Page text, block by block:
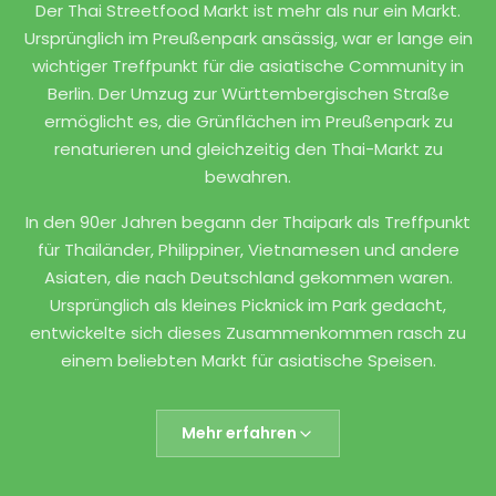
Kap Moo
Gebratener Reis mit Schweinefleisch, Basilikum
und Gemüse, serviert mit Spiegelei.
5677
Look Shin Muh
Thailändische Knoblauchwurst aus
Schweinefleisch, Knoblauch und verschiedenen
Gewürzen, gegrillt serviert.
8818
Der Thai Streetfood Markt ist mehr als nur ein Markt.
Ursprünglich im Preußenpark ansässig, war er lange ein
wichtiger Treffpunkt für die asiatische Community in
Berlin. Der Umzug zur Württembergischen Straße
ermöglicht es, die Grünflächen im Preußenpark zu
renaturieren und gleichzeitig den Thai-Markt zu
bewahren.
In den 90er Jahren begann der Thaipark als Treffpunkt
für Thailänder, Philippiner, Vietnamesen und andere
Asiaten, die nach Deutschland gekommen waren.
Ursprünglich als kleines Picknick im Park gedacht,
entwickelte sich dieses Zusammenkommen rasch zu
einem beliebten Markt für asiatische Speisen.
Die authentischen Gerichte und die einladende
Atmosphäre zogen immer mehr Besucher an, wodurch
der Thaipark zu einem kulturellen Treffpunkt sowohl für
Mehr erfahren